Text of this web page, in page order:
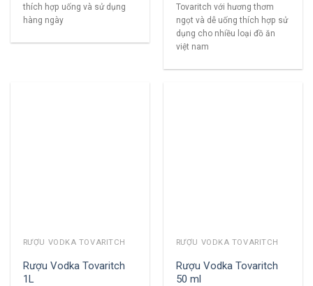
thích hợp uống và sử dụng
hàng ngày
Tovaritch với hương thơm
ngọt và dễ uống thích hợp sử
dụng cho nhiều loại đồ ăn
việt nam
RƯỢU VODKA TOVARITCH
Rượu Vodka Tovaritch
1L
RƯỢU VODKA TOVARITCH
Rượu Vodka Tovaritch
50 ml